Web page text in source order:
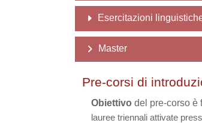
Esercitazioni
Master
Pre-corsi di
Obiettivo del pre-corso è
lauree triennali attivate